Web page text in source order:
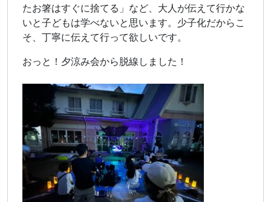
たお箸はすぐに捨てる」など、大人が伝えて行かな
いと子どもは学べないと思います。少子化だからこ
そ、丁寧に伝えて行って欲しいです。
おっと！夕涼み会から脱線しました！